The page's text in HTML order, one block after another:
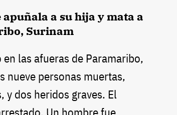
a su hija y mata a
Surinam
las afueras de Paramaribo,
nueve personas muertas,
y dos heridos graves. El